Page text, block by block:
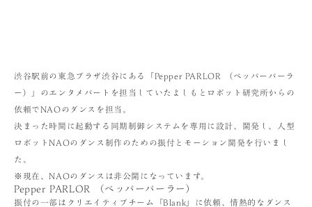
渋谷駅前の東急プラザ渋谷にある「Pepper PARLOR （ペッパーパーラ
ー）」のエンタメパートを担当していたよしもとロボット研究所からの
依頼でNAOのダンスを担当。
決まった時間に起動する同期制御システムを専用に設計、開発し、人型
ロボットNAOのダンス制作のための振付とモーション開発を行いまし
た。
※現在、NAOのダンスは非公開になっています。
Pepper PARLOR （ペッパーパーラー）
振付の一部はクリエイティブチーム「Blank」に依頼、情熱的なダンス